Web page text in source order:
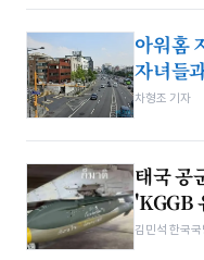
아워홈
자녀들
차형조 기자
태국 공
'KGGB
김민석 한국